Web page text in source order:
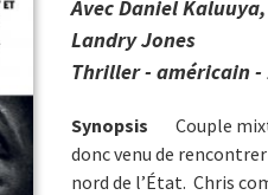
Avec Daniel
Landry Jones
Thriller - américain -
Synopsis
Couple
donc venu de
nord de l’État. Chris